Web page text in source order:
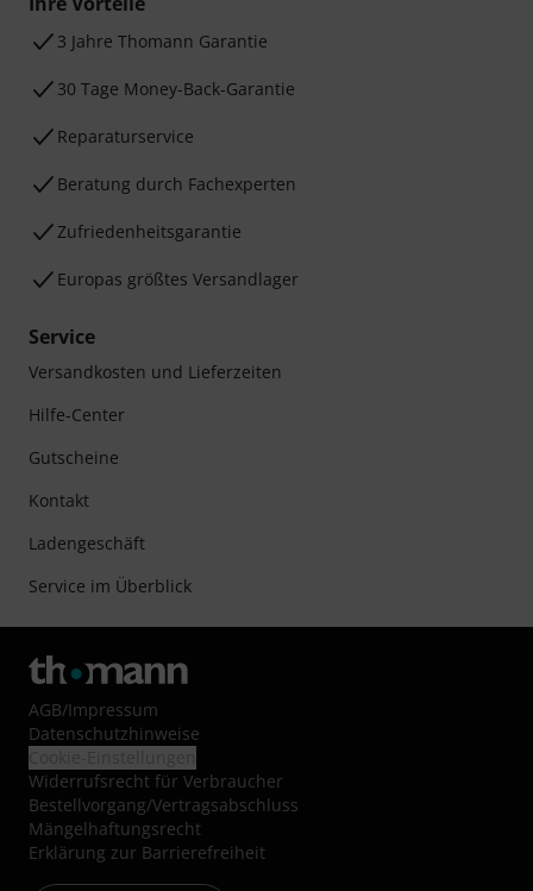
3 Jahre Thomann Garantie
30 Tage Money-Back-Garantie
Reparaturservice
Beratung durch Fachexperten
Zufriedenheitsgarantie
Europas größtes Versandlager
Service
Versandkosten und Lieferzeiten
Hilfe-Center
Gutscheine
Kontakt
Ladengeschäft
Service im Überblick
AGB/Impressum
Datenschutzhinweise
Widerrufsrecht für Verbraucher
Bestellvorgang/Vertragsabschluss
Mängelhaftungsrecht
Erklärung zur Barrierefreiheit